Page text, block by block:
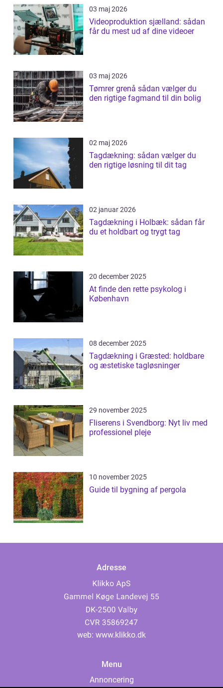
03 maj 2026
Videoproduktion sjælland: sådan
får du mest ud af dine videoer
03 maj 2026
Tømrer grenå sådan vælger du
den rigtige fagmand til din bolig
02 maj 2026
Tagdækning: sådan vælger du
den rigtige løsning til dit tag
02 januar 2026
Tagdækning i Holbæk: sådan får
du et holdbart og trygt tag
20 december 2025
At finde den rette psykolog i
København
08 december 2025
Tagdækning i Græsted: holdbare
og æstetiske tagløsninger
29 november 2025
Fliserens i Svendborg: Nyt liv med
professionel pleje
10 november 2025
Guide til bygning af pergola
Adresse
web: www.klikko.dk
Menu
Annoncering